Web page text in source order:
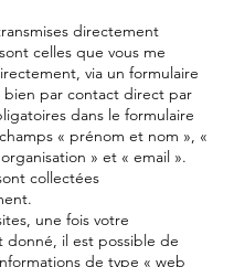
directement
celles que vous me
via un formulaire
par contact direct par
dans le formulaire
« prénom et nom », «
» et « email ».
collectées
une fois votre
donné, il est possible de
de type « web